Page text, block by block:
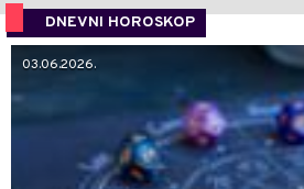
DNEVNI HOROSKOP
03.06.2026.